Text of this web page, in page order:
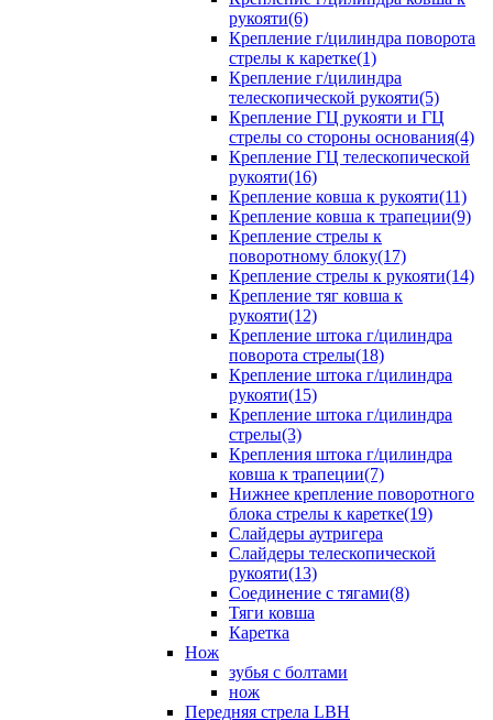
рукояти(6)
Крепление г/цилиндра поворота
стрелы к каретке(1)
Крепление г/цилиндра
телескопической рукояти(5)
Крепление ГЦ рукояти и ГЦ
стрелы со стороны основания(4)
Крепление ГЦ телескопической
рукояти(16)
Крепление ковша к рукояти(11)
Крепление ковша к трапеции(9)
Крепление стрелы к
поворотному блоку(17)
Крепление стрелы к рукояти(14)
Крепление тяг ковша к
рукояти(12)
Крепление штока г/цилиндра
поворота стрелы(18)
Крепление штока г/цилиндра
рукояти(15)
Крепление штока г/цилиндра
стрелы(3)
Крепления штока г/цилиндра
ковша к трапеции(7)
Нижнее крепление поворотного
блока стрелы к каретке(19)
Слайдеры аутригера
Слайдеры телескопической
рукояти(13)
Соединение с тягами(8)
Тяги ковша
Каретка
Нож
зубья с болтами
нож
Передняя стрела LBH